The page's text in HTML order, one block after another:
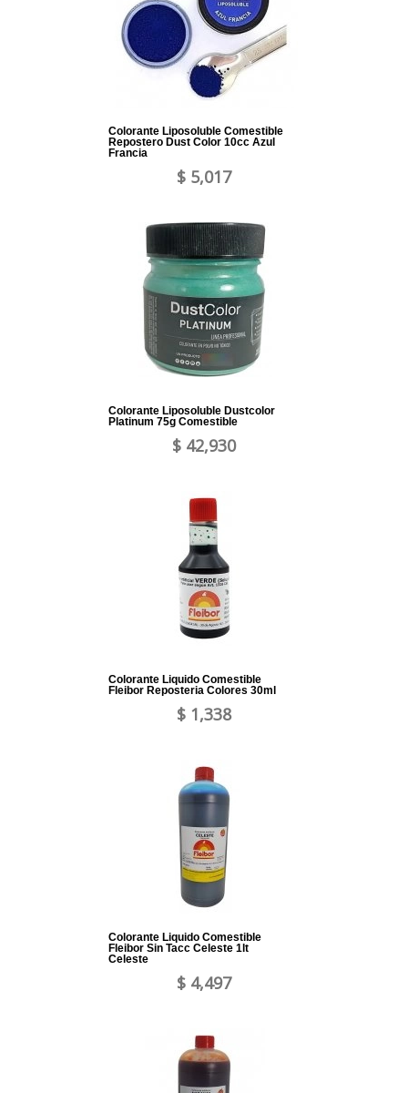
Colorante Liposoluble Comestible
Repostero Dust Color 10cc Azul
Francia
$ 5,017
Colorante Liposoluble Dustcolor
Platinum 75g Comestible
$ 42,930
Colorante Liquido Comestible
Fleibor Reposteria Colores 30ml
$ 1,338
Colorante Liquido Comestible
Fleibor Sin Tacc Celeste 1lt
Celeste
$ 4,497